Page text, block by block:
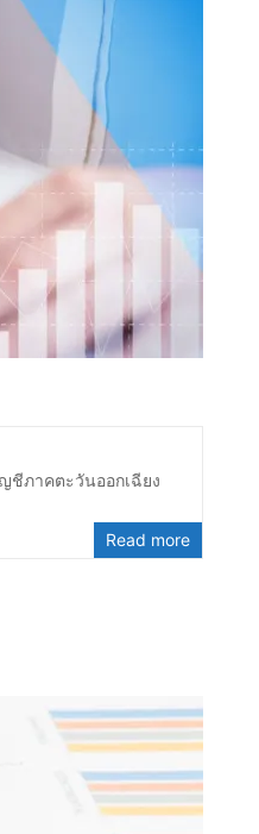
ชีภาคตะวันออกเฉียง
Read more